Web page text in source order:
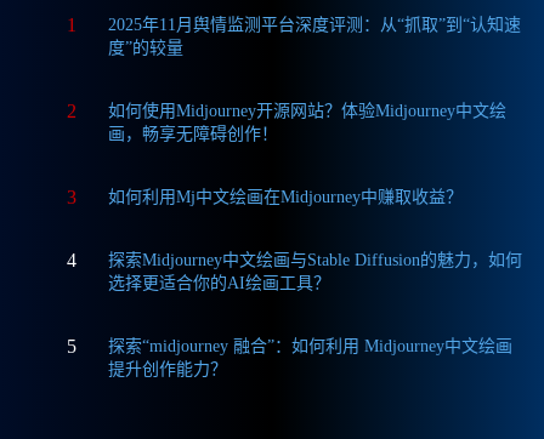
1
2025年11月舆情监测平台深度评测：从“抓取”到“认知速
度”的较量
2
如何使用Midjourney开源网站？体验Midjourney中文绘
画，畅享无障碍创作！
3 如何利用Mj中文绘画在Midjourney中赚取收益？
4
探索Midjourney中文绘画与Stable Diffusion的魅力，如何
选择更适合你的AI绘画工具？
5
探索“midjourney 融合”：如何利用 Midjourney中文绘画
提升创作能力？